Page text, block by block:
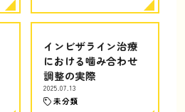
インビザライン治療
における噛み合わせ
調整の実際
2025.07.13
未分類